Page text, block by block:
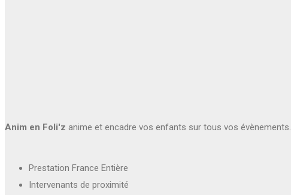
Anim en Foli'z anime et encadre vos enfants sur tous vos évènements.
Prestation France Entière
Intervenants de proximité